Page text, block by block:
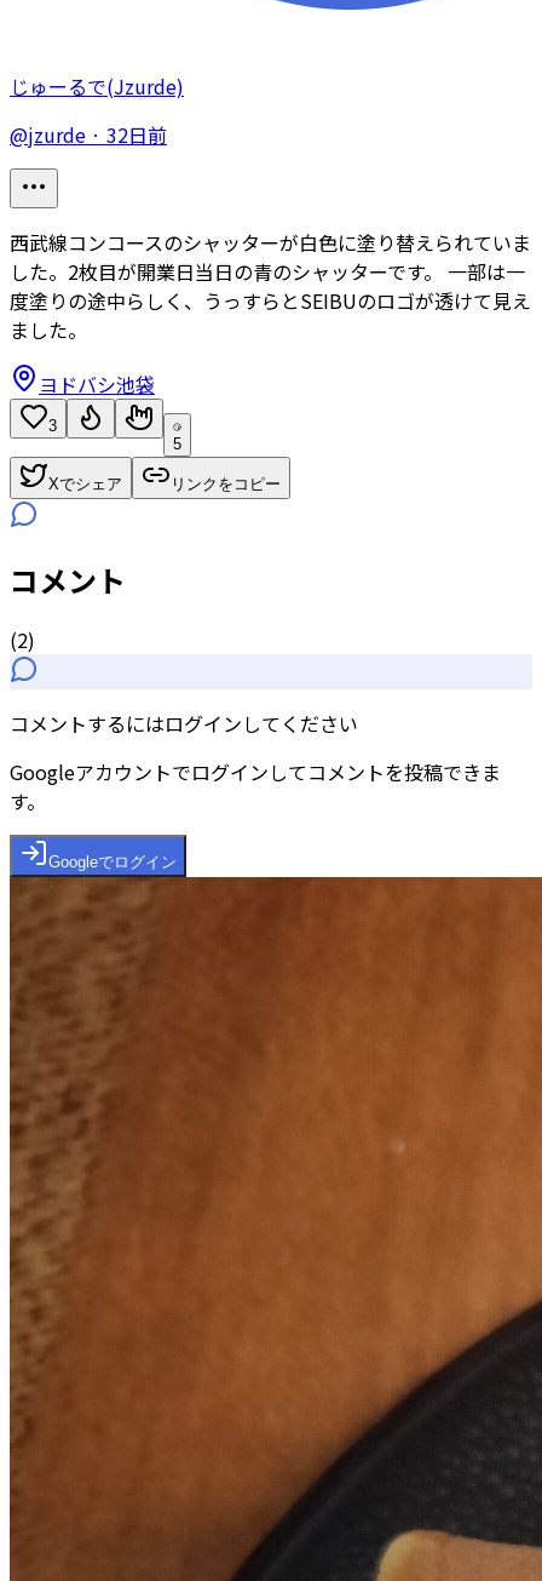
じゅーるで(Jzurde)
@jzurde · 32日前
西武線コンコースのシャッターが白色に塗り替えられていま
した。2枚目が開業日当日の青のシャッターです。 一部は一
度塗りの途中らしく、うっすらとSEIBUのロゴが透けて見え
ました。
ヨドバシ池袋
3
5
Xでシェア リンクをコピー
コメント
(2)
コメントするにはログインしてください
Googleアカウントでログインしてコメントを投稿できま
す。
Googleでログイン